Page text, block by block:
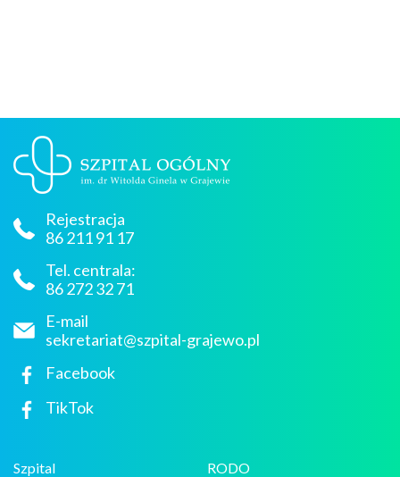
Rejestracja
86 211 91 17
Tel. centrala:
86 272 32 71
E-mail
sekretariat@szpital-grajewo.pl
Facebook
TikTok
Szpital
RODO